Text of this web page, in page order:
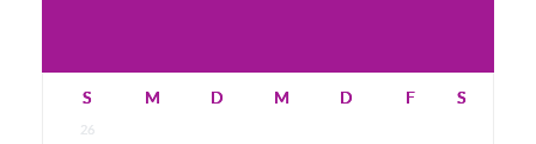
S M D M D F S
26